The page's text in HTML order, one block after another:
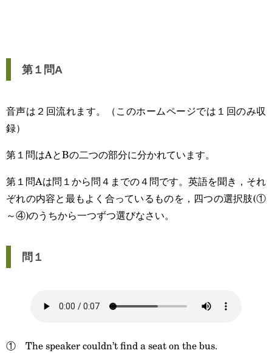
第１問A
音声は２回流れます。（このホームページでは１回のみ収
録）
第１問はAとBの二つの部分に分かれています。
第１問Aは問１から問４までの４問です。英語を聞き，それ
ぞれの内容と最もよく合っているものを，四つの選択肢(①
～④)のうちから一つずつ選びなさい。
問１
① The speaker couldn’t find a seat on the bus.